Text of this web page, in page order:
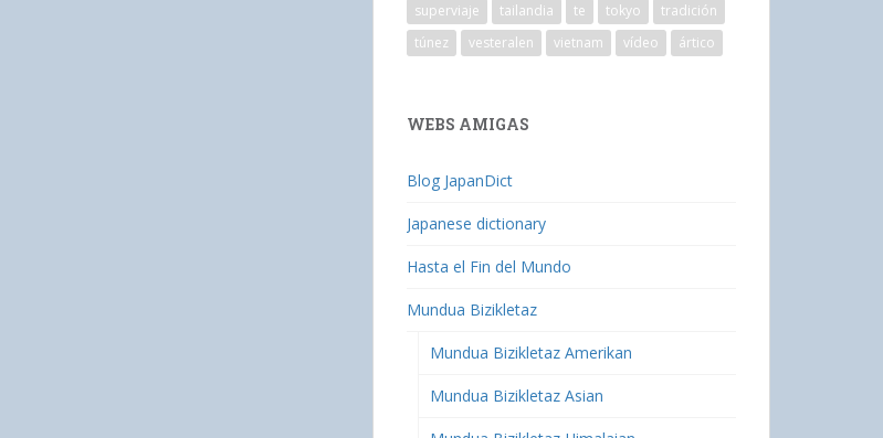
superviaje
tailandia te tokyo
tradición
túnez
vesteralen vietnam vídeo ártico
WEBS AMIGAS
Blog JapanDict
Japanese dictionary
Hasta el Fin del Mundo
Mundua Bizikletaz
Mundua Bizikletaz Amerikan
Mundua Bizikletaz Asian